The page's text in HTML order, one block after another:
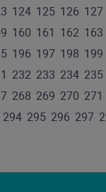
124 125 126 127
160 161 162 163
196 197 198 199
232 233 234 235
268 269 270 271
294 295 296 297